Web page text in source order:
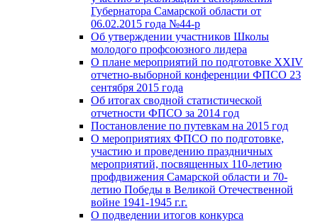
Губернатора Самарской области от
06.02.2015 года №44-р
Об утверждении участников Школы
молодого профсоюзного лидера
О плане мероприятий по подготовке XXIV
отчетно-выборной конференции ФПСО 23
сентября 2015 года
Об итогах сводной статистической
отчетности ФПСО за 2014 год
Постановление по путевкам на 2015 год
О мероприятиях ФПСО по подготовке,
участию и проведению праздничных
мероприятий, посвященных 110-летию
профдвижения Самарской области и 70-
летию Победы в Великой Отечественной
войне 1941-1945 г.г.
О подведении итогов конкурса